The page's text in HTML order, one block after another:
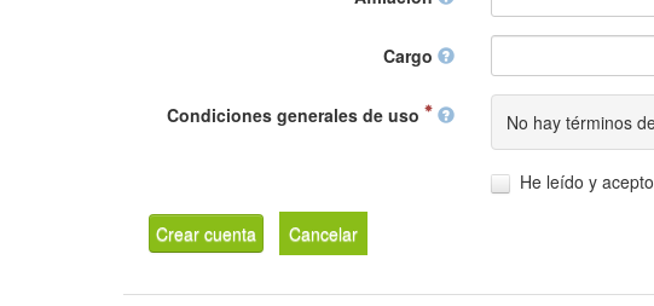
Cargo
Condiciones generales de uso No hay términos
He leído y
Crear cuenta Cancelar